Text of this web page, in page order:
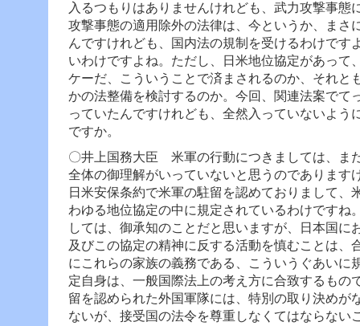
入るつもりはありませんけれども、武力攻撃事態
攻撃事態の適用除外の法律は、今というか、まさ
んですけれども、国内法の規制を受けるわけです
いわけですよね。ただし、日米地位協定があって
ケーだ、こういうことで済まされるのか、それと
かの法整備を検討するのか。今回、関連法案でて
っていたんですけれども、全然入っていないよう
ですか。
〇井上国務大臣 米軍の行動につきましては、ま
全体の御理解がいっていないと思うのであります
日米安保条約で米軍の駐留を認めておりまして、
わゆる地位協定の中に規定されているわけですね
しては、御承知のことだと思いますが、日本国に
及びこの協定の精神に反する活動を慎むことは、
にこれらの家族の義務である、こういうぐあいに
定自身は、一般国際法上の考え方に合致するもの
留を認められた外国軍隊には、特別の取り決めが
ないが、接受国の法令を尊重しなくてはならない